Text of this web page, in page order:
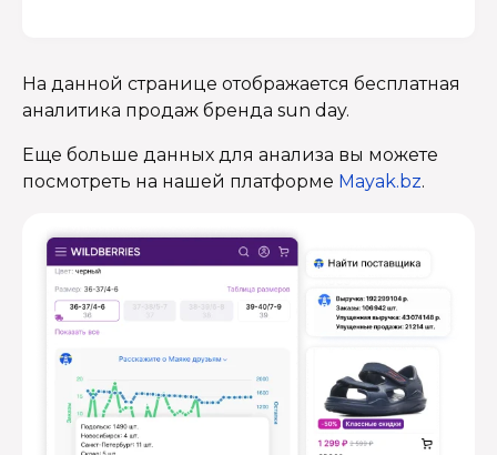
На данной странице отображается бесплатная
аналитика продаж бренда sun day.
Еще больше данных для анализа вы можете
посмотреть на нашей платформе Mayak.bz.